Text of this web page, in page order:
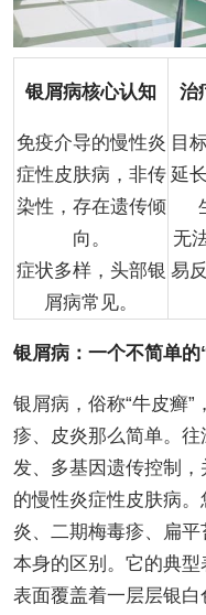
银屑病核心认知
免疫介导的慢性炎
症性皮肤病，非传
染性，存在遗传倾
向。
症状多样，头部银
屑病常见。
治
目
延
无
易
银屑病：一个不简单的
银屑病，俗称“牛皮癣
疹、皮炎那么简单。
发、多基因遗传控制
的慢性炎症性皮肤病
炎、二期梅毒疹、扁
本身的区别。它的典型
表面覆盖着一层层银